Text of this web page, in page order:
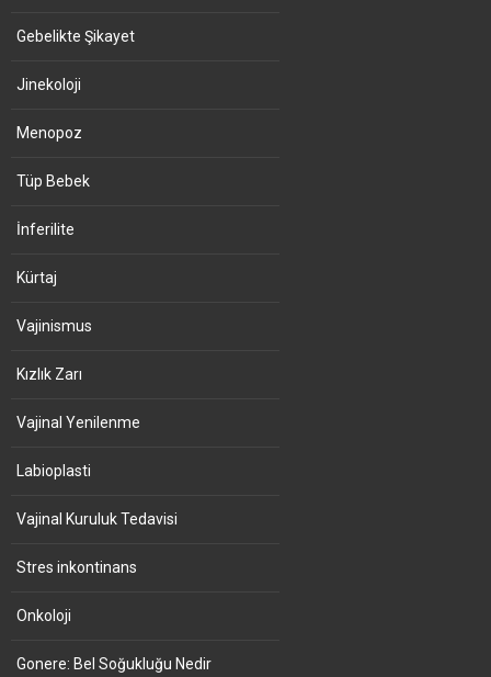
Gebelikte Şikayet
Jinekoloji
Menopoz
Tüp Bebek
İnferilite
Kürtaj
Vajinismus
Kızlık Zarı
Vajinal Yenilenme
Labioplasti
Vajinal Kuruluk Tedavisi
Stres inkontinans
Onkoloji
Gonere: Bel Soğukluğu Nedir